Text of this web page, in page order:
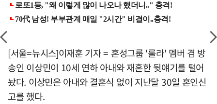
[서울=뉴시스]이재훈 기자 = 혼성그룹 '룰라' 멤버 겸 방
송인 이상민이 10세 연하 아내와 재혼한 뒷얘기를 털어
놨다. 이상민은 아내와 결혼식 없이 지난달 30일 혼인신
고를 했다.